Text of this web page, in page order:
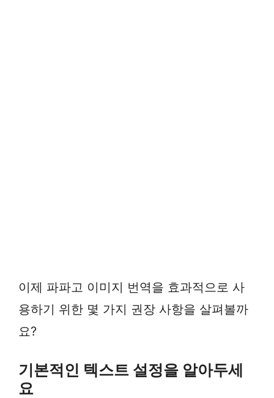
이제 파파고 이미지 번역을 효과적으로 사
용하기 위한 몇 가지 권장 사항을 살펴볼까
요?
기본적인 텍스트 설정을 알아두세
요